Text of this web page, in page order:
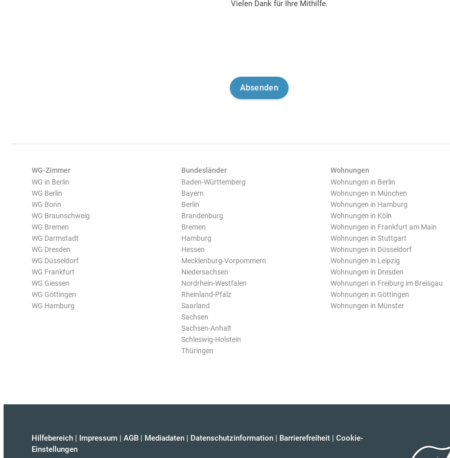
Vielen Dank für Ihre Mithilfe.
WG-Zimmer
WG in Berlin
WG Berlin
WG Bonn
WG Braunschweig
WG Bremen
WG Darmstadt
WG Dresden
WG Düsseldorf
WG Frankfurt
WG Giessen
WG Göttingen
WG Hamburg
Bundesländer
Baden-Württemberg
Bayern
Berlin
Brandenburg
Bremen
Hamburg
Hessen
Mecklenburg-Vorpommern
Niedersachsen
Nordrhein-Westfalen
Rheinland-Pfalz
Saarland
Sachsen
Sachsen-Anhalt
Schleswig-Holstein
Thüringen
Wohnungen
Wohnungen in Berlin
Wohnungen in München
Wohnungen in Hamburg
Wohnungen in Köln
Wohnungen in Frankfurt am Main
Wohnungen in Stuttgart
Wohnungen in Düsseldorf
Wohnungen in Leipzig
Wohnungen in Dresden
Wohnungen in Freiburg im Breisgau
Wohnungen in Göttingen
Wohnungen in Münster
Hilfebereich | Impressum | AGB | Mediadaten | Datenschutzinformation | Barrierefreiheit | Cookie-
Einstellungen